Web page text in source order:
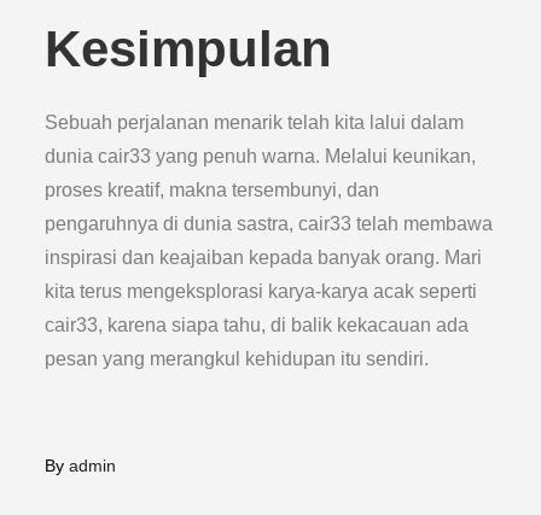
Kesimpulan
Sebuah perjalanan menarik telah kita lalui dalam
dunia cair33 yang penuh warna. Melalui keunikan,
proses kreatif, makna tersembunyi, dan
pengaruhnya di dunia sastra, cair33 telah membawa
inspirasi dan keajaiban kepada banyak orang. Mari
kita terus mengeksplorasi karya-karya acak seperti
cair33, karena siapa tahu, di balik kekacauan ada
pesan yang merangkul kehidupan itu sendiri.
Byadmin